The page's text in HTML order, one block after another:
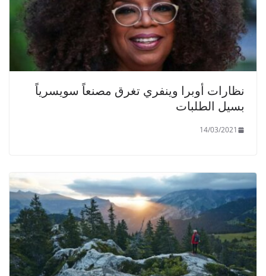
نظارات أوبرا وينفري تغرق مصنعاً سويسرياً
بسيل الطلبات
14/03/2021